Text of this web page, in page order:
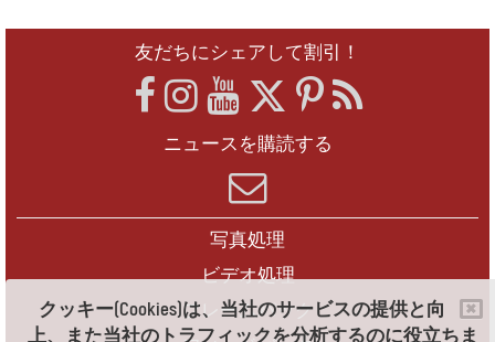
クッキー(Cookies)は、当社のサービスの提供と向
上、また当社のトラフィックを分析するのに役立ちま
友だちにシェアして割引！
ニュースを購読する
写真処理
ビデオ処理
フレームパック